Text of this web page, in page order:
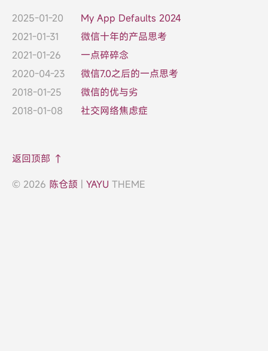
2025-01-20
My App Defaults 2024
2021-01-31
微信十年的产品思考
2021-01-26
一点碎碎念
2020-04-23
微信7.0之后的一点思考
2018-01-25
微信的优与劣
2018-01-08
社交网络焦虑症
返回顶部 ↑
© 2026 陈仓颉 | YAYU THEME